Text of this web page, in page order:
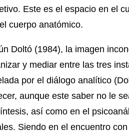
Este es el espacio en el
cuerpo anatómico.
Doltó (1984), la imagen
y mediar entre las tres
por el diálogo analítico
aunque este saber no le
así como en el
Siendo en el encuentro